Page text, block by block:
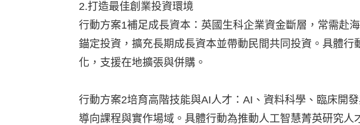
2.打造最佳創業投資環境
行動方案1補足成長資本：英國生科企業資金斷層，常需赴
錨定投資，擴充長期成長資本並帶動民間共同投資。具體
化，支援在地擴張與併購。
行動方案2培育高階技能與AI人才：AI、資料科學、臨床開
導向課程與實作場域。具體行動為推動人工智慧菁英研究